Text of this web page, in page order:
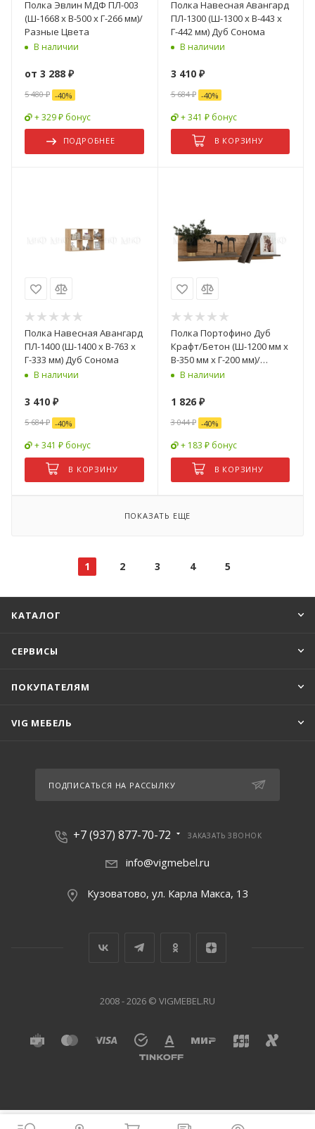
Полка Эвлин МДФ ПЛ-003
(Ш-1668 x В-500 x Г-266 мм)/
Разные Цвета
В наличии
от 3 288 ₽
5 480 ₽ -40%
+ 329 ₽ бонус
ПОДРОБНЕЕ
Полка Навесная Авангард
ПЛ-1300 (Ш-1300 x В-443 x
Г-442 мм) Дуб Сонома
В наличии
3 410₽
5 684₽ -40%
+ 341 ₽ бонус
В КОРЗИНУ
Полка Навесная Авангард
ПЛ-1400 (Ш-1400 x В-763 x
Г-333 мм) Дуб Сонома
В наличии
3 410 ₽
5 684₽ -40%
+ 341 ₽ бонус
В КОРЗИНУ
Полка Портофино Дуб
Крафт/Бетон (Ш-1200 мм x
В-350 мм x Г-200 мм)/
Разные Цвета
В наличии
1 826₽
3 044₽ -40%
+ 183 ₽ бонус
В КОРЗИНУ
ПОКАЗАТЬ ЕЩЕ
1 2 3 4 5
КАТАЛОГ
СЕРВИСЫ
ПОКУПАТЕЛЯМ
VIG МЕБЕЛЬ
ПОДПИСАТЬСЯ НА РАССЫЛКУ
+7 (937) 877-70-72 ЗАКАЗАТЬ ЗВОНОК
info@vigmebel.ru
Кузоватово, ул. Карла Макса, 13
2008 - 2026 © VIGMEBEL.RU